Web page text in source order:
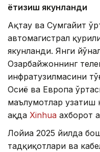
ётқизиш якунланди
Ақтау ва Сумгайит
автомагистрал
якунланди. Янги
Озарбайжоннинг
инфратузилмасини
Осиё ва Европа
маълумотлар узатиш
ҳақда Xinhua ахборот
Лойиҳа 2025 йилда
тадқиқотлари ва